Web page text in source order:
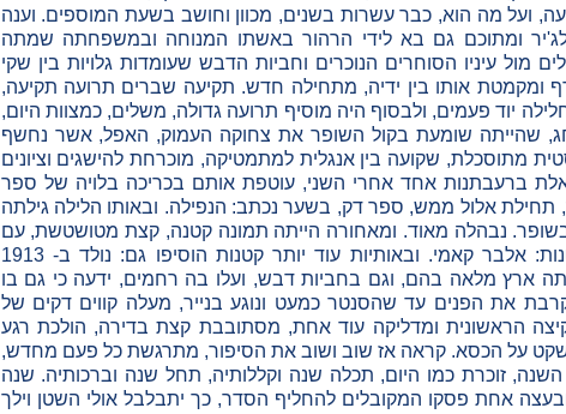
ועל מה הוא, כבר עשרות בשנים, מכוון וחושב בשעת המוספים. וענה
ומתוכם גם בא לידי הרהור באשתו המנוחה ובמשפחתה שמתה
מול עיניו הסוחרים הנוכרים וחביות הדבש שעומדות גלויות בין שקי
אותו בין ידיה, מתחילה חדש. תקיעה שברים תרועה תקיעה,
יוד פעמים, ולבסוף היה מוסיף תרועה גדולה, משלים, כמצוות היום,
שהייתה שומעת בקול השופר את צחוקה העמוק, האפל, אשר נחשף
מתוסכלת, שקועה בין אנגלית למתמטיקה, מוכרחת להישגים וציונים
ברעבתנות אחד אחרי השני, עוטפת אותם בכריכה בלויה של ספר
אלול ממש, ספר דק, בשער נכתב: הנפילה. ובאותו הלילה גילתה
נבהלה מאוד. ומאחורה הייתה תמונה קטנה, קצת מטושטשת, עם
פנים ארוכות, שחומות, ומתחת כתבו באותיות קטנות: אלבר קאמי. ובאותיות עוד יותר קטנות הוסיפו גם: נולד ב- 1913
ארץ מלאה בהם, וגם בחביות דבש, ועלו בה רחמים, ידעה כי גם בו
את הפנים עד שהסנטר כמעט ונוגע בנייר, מעלה קווים דקים של
הראשונית ומדליקה עוד אחת, מסתובבת קצת בדירה, הולכת רגע
על הכסא. קראה אז שוב ושוב את הסיפור, מתרגשת כל פעם מחדש,
זוכרת כמו היום, תכלה שנה וקללותיה, תחל שנה וברכותיה. שנה
אחת פסקו המקובלים להחליף הסדר, כך יתבלבל אולי השטן וילך